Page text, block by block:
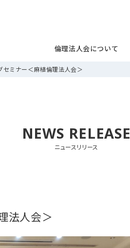
倫理法人会について
ミナー＜麻植倫理法人会＞
NEWS RELEASE
ニュースリリース
法人会＞